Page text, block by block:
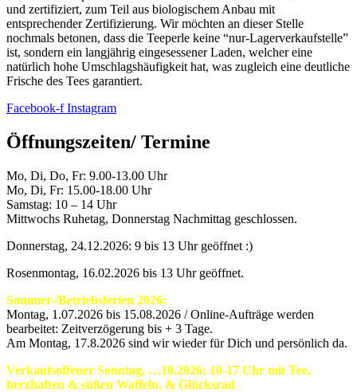
und zertifiziert, zum Teil aus biologischem Anbau mit
entsprechender Zertifizierung. Wir möchten an dieser Stelle
nochmals betonen, dass die Teeperle keine “nur-Lagerverkaufstelle”
ist, sondern ein langjährig eingesessener Laden, welcher eine
natürlich hohe Umschlagshäufigkeit hat, was zugleich eine deutliche
Frische des Tees garantiert.
Facebook-f Instagram
Öffnungszeiten/ Termine
Mo, Di, Do, Fr: 9.00-13.00 Uhr
Mo, Di, Fr: 15.00-18.00 Uhr
Samstag: 10 – 14 Uhr
Mittwochs Ruhetag, Donnerstag Nachmittag geschlossen.
Donnerstag, 24.12.2026: 9 bis 13 Uhr geöffnet :)
Rosenmontag, 16.02.2026 bis 13 Uhr geöffnet.
Sommer-/Betriebsferien 2026:
Montag, 1.07.2026 bis 15.08.2026 / Online-Aufträge werden
bearbeitet: Zeitverzögerung bis + 3 Tage.
Am Montag, 17.8.2026 sind wir wieder für Dich und persönlich da.
Verkaufsoffener Sonntag, …10.2026: 10-17 Uhr mit Tee,
herzhaften & süßen Waffeln, & Glücksrad